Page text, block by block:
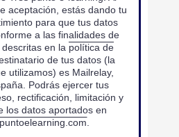
aceptación, estás dando tu
para que tus datos
a las finalidades de
en la política de
de tus datos (la
utilizamos) es Mailrelay,
Podrás ejercer tus
rectificación, limitación y
los datos aportados en
.